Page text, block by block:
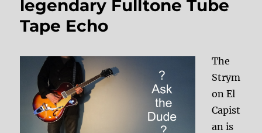
legendary Fulltone Tube
Tape Echo
The
Strym
on El
Capist
an is